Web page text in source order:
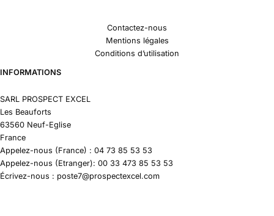
Contactez-nous
Mentions légales
Conditions d’utilisation
INFORMATIONS
SARL PROSPECT EXCEL
Les Beauforts
63560 Neuf-Eglise
France
Appelez-nous (France) : 04 73 85 53 53
Appelez-nous (Etranger): 00 33 473 85 53 53
Écrivez-nous : poste7@prospectexcel.com